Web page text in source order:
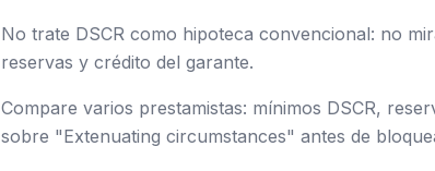
No trate DSCR como hipoteca convencional: no
reservas y crédito del garante.
Compare varios prestamistas: mínimos DSCR,
sobre "Extenuating circumstances" antes de